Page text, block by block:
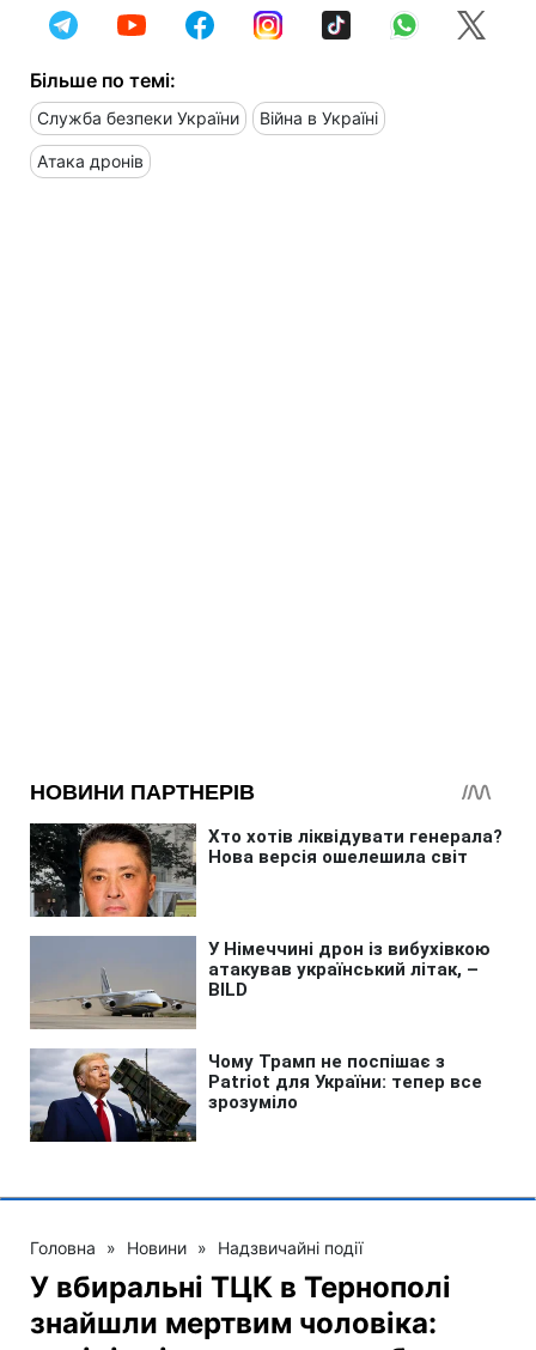
Більше по темі:
Служба безпеки України Війна в Україні
Атака дронів
Головна » Новини » Надзвичайні події
У вбиральні ТЦК в Тернополі
знайшли мертвим чоловіка: